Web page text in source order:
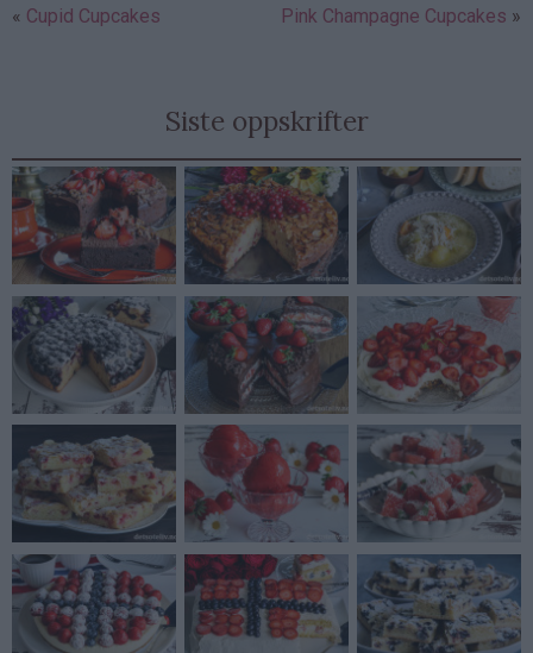
Cupid Cupcakes Pink Champagne Cupcakes
Siste oppskrifter